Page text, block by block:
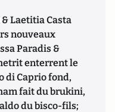
Laetitia Casta
nouveaux
Paradis &
enterrent le
di Caprio fond,
fait du brukini,
du bisco-fils;